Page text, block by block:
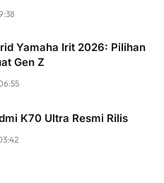
Yamaha Irit 2026: Pilihan
Gen Z
K70 Ultra Resmi Rilis